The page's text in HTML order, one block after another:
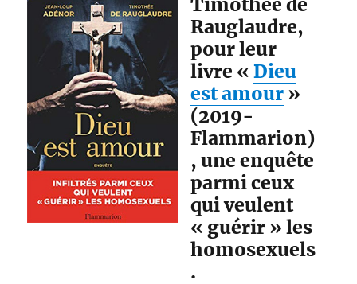
Rauglaudre,
pour leur
livre «Dieu
est amour »
(2019-
Flammarion)
, une enquête
parmi ceux
qui veulent
« guérir » les
homosexuels
.